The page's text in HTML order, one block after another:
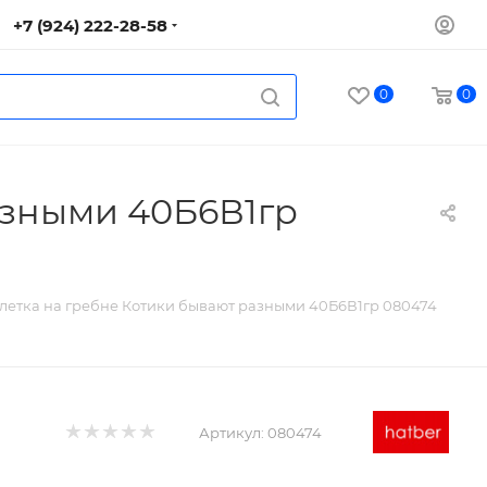
+7 (924) 222-28-58
0 0
40Б6В1гр
на гребне Котики бывают разными 40Б6В1гр 080474
Артикул: 080474